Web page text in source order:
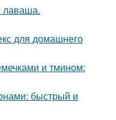
лаваша.
для домашнего
и тмином:
быстрый и